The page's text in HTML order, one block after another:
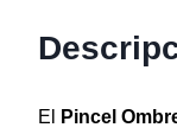
El Pincel